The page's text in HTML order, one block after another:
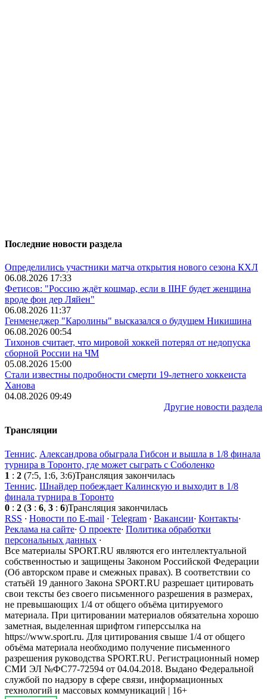
Последние новости раздела
Определились участники матча открытия нового сезона КХЛ
06.08.2026 17:33
Фетисов: "Россию ждёт кошмар, если в IIHF будет женщина
вроде фон дер Ляйен"
06.08.2026 11:37
Генменеджер "Каролины" высказался о будущем Никишина
06.08.2026 00:54
Тихонов считает, что мировой хоккей потерял от недопуска
сборной России на ЧМ
05.08.2026 15:00
Стали известны подробности смерти 19-летнего хоккеиста
Ханова
04.08.2026 09:49
Другие новости раздела
Трансляции
Теннис. Александрова обыграла Гибсон и вышла в 1/8 финала
турнира в Торонто, где может сыграть с Соболенко
1 : 2 (7:5, 1:6, 3:6)Трансляция закончилась
Теннис. Шнайдер побеждает Калинскую и выходит в 1/8
финала турнира в Торонто
0 : 2 (3 : 6, 3 : 6)Трансляция закончилась
RSS · Новости по E-mail · Telegram · Вакансии· Контакты·
Реклама на сайте· О проекте· Политика обработки
персональных данных ·
Все материалы SPORT.RU являются его интеллектуальной
собственностью и защищены Законом Российской Федерации
(Об авторском праве и смежных правах). В соответствии со
статьёй 19 данного Закона SPORT.RU разрешает цитировать
свои тексты без своего письменного разрешения в размерах,
не превышающих 1/4 от общего объёма цитируемого
материала. При цитировании материалов обязательна хорошо
заметная, выделенная шрифтом гиперссылка на
https://www.sport.ru. Для цитирования свыше 1/4 от общего
объёма материала необходимо получение письменного
разрешения руководства SPORT.RU. Регистрационный номер
СМИ ЭЛ №ФС77-72594 от 04.04.2018. Выдано Федеральной
службой по надзору в сфере связи, информационных
технологий и массовых коммуникаций | 16+